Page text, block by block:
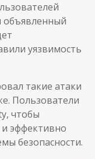
объявленный
уязвимость
такие атаки
Пользователи
чтобы
эффективно
безопасности.